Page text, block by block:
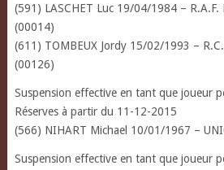
(591) LASCHET Luc 19/04/1984 – R.A.F.
(00014)
(611) TOMBEUX Jordy 15/02/1993 –
(00126)
Suspension effective en tant que joueur
Réserves à partir du 11-12-2015
(566) NIHART Michael 10/01/1967 –
Suspension effective en tant que joueur